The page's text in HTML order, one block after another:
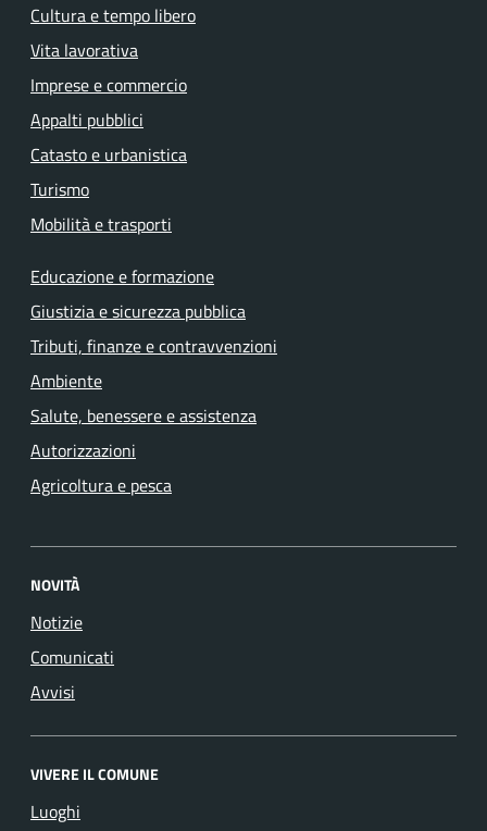
Cultura e tempo libero
Vita lavorativa
Imprese e commercio
Appalti pubblici
Catasto e urbanistica
Turismo
Mobilità e trasporti
Educazione e formazione
Giustizia e sicurezza pubblica
Tributi, finanze e contravvenzioni
Ambiente
Salute, benessere e assistenza
Autorizzazioni
Agricoltura e pesca
NOVITÀ
Notizie
Comunicati
Avvisi
VIVERE IL COMUNE
Luoghi